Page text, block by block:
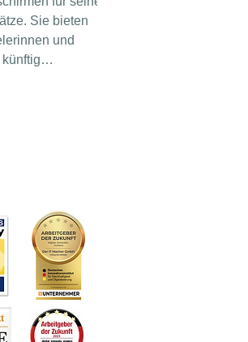
Sie bieten
und
Region
Daher ist es
lokale Vereine
und das
in Geretsried
zu